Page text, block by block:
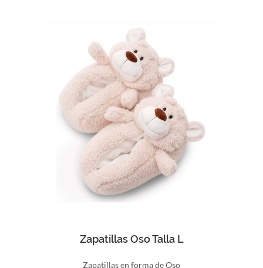
Comprar
Zapatillas Oso Talla L
Zapatillas en forma de Oso